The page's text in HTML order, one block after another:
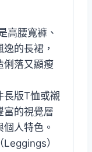
高腰寬褲、
的長裙，
俐落又顯瘦
長版T恤或襯
富的視覺層
人特色。
）